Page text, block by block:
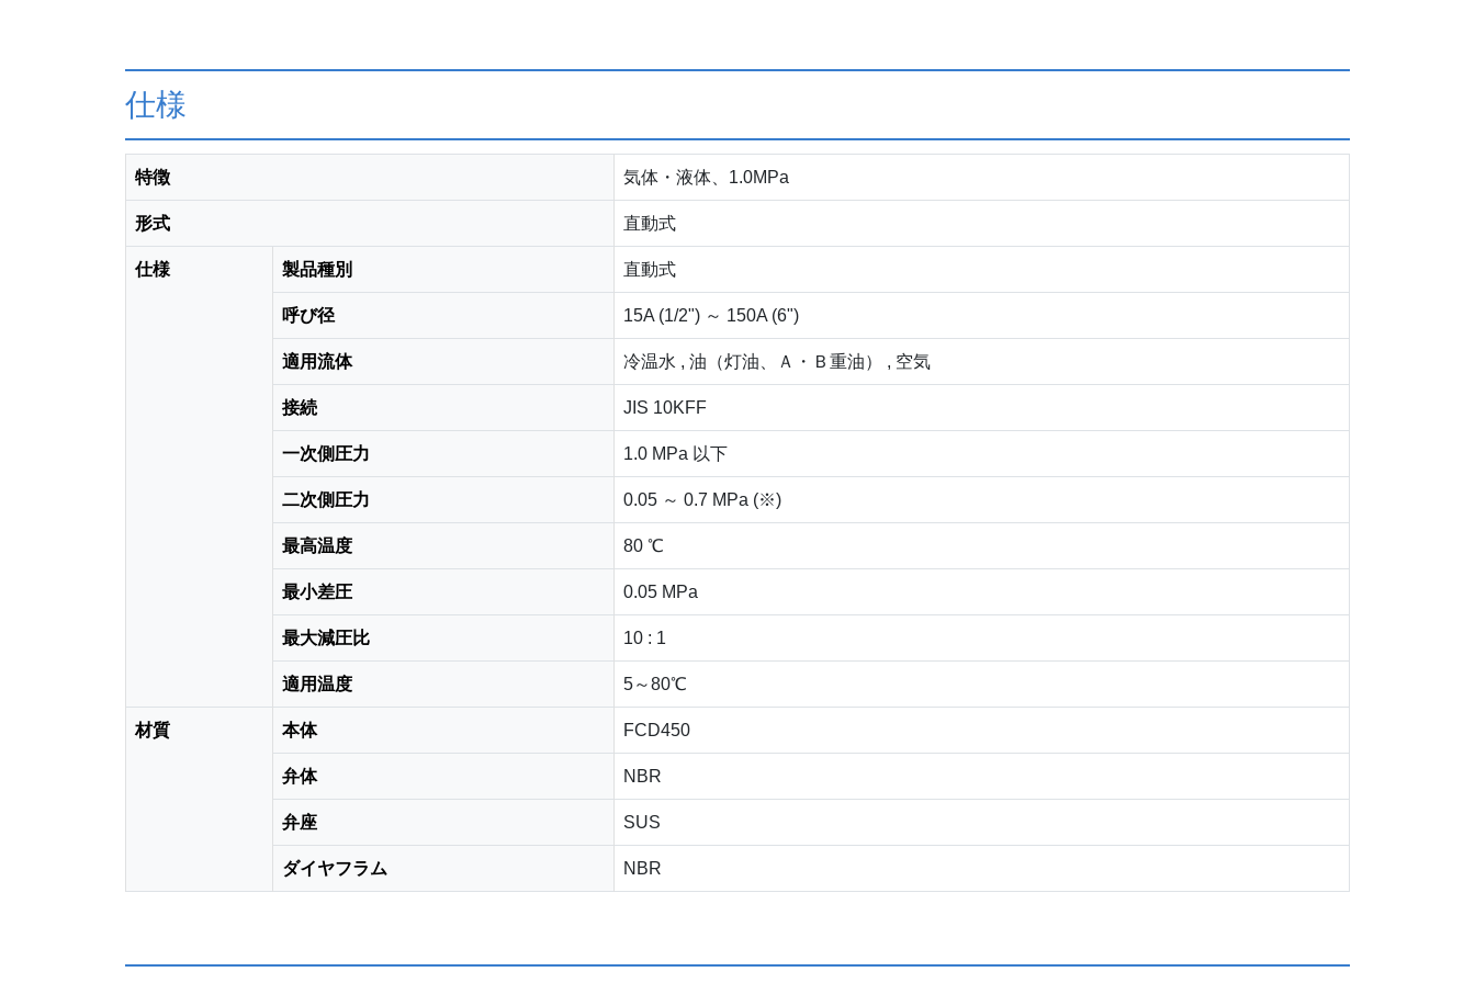
仕様
特徴 気体・液体、1.0MPa
形式 直動式
仕様 製品種別 直動式
呼び径 15A (1/2") ～ 150A (6")
適用流体 冷温水 , 油（灯油、Ａ・Ｂ重油） , 空気
接続 JIS 10KFF
一次側圧力 1.0 MPa 以下
二次側圧力 0.05 ～ 0.7 MPa (※)
最高温度 80 ℃
最小差圧 0.05 MPa
最大減圧比 10 : 1
適用温度 5～80℃
材質 本体 FCD450
弁体 NBR
弁座 SUS
ダイヤフラム NBR